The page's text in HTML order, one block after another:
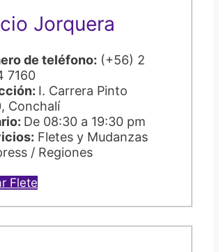
Jorquera
de teléfono: (+56) 2
7160
I. Carrera Pinto
Conchalí
De 08:30 a 19:30 pm
Fletes y Mudanzas
/ Regiones
Flete